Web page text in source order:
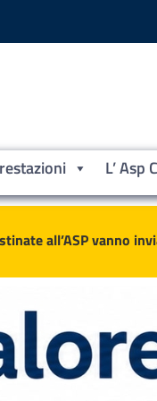
L’ Asp
all’ASP vanno